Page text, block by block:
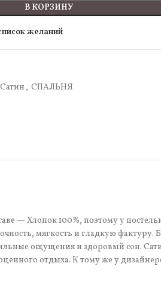
В КОРЗИНУ
желаний
Сатин , СПАЛЬНЯ
— Хлопок 100%, поэтому у
мягкость и гладкую фактуру.
ощущения и здоровый сон.
отдыха. К тому же у